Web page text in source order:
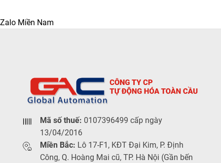
Zalo Miền Nam
Mã số thuế: 0107396499 cấp ngày
13/04/2016
Miền Bắc: Lô 17-F1, KĐT Đại Kim, P. Định
Công, Q. Hoàng Mai cũ, TP. Hà Nội (Gần bến